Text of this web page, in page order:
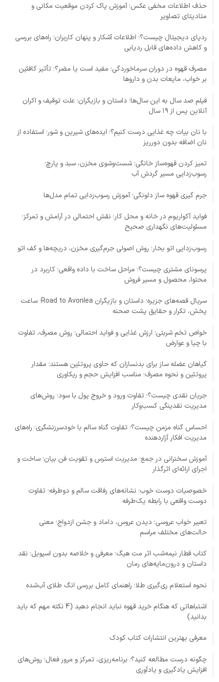
حذف اطلاعات مخفی عکس؛ آموزش پاک کردن موقعیت مکانی و
متادیتای تصاویر
ردپای دیجیتال چیست؟؛ اطلاعات آشکار و پنهان کاربران؛ راه‌های بررسی
و کاهش داده‌های قابل ردیابی
مصرف قهوه در دوران سرماخوردگی؛ مفید است یا مضر؟؛ تأثیر کافئین
بر خواب، مایعات بدن و داروها
فیلم صد سال به این سال‌ها؛ داستان و بازیگران؛ علت توقیف و اکران
آنلاین پس از ۱۹ سال
با نان بیات چه غذایی درست کنیم؟؛ ایده‌های شیرین و شور؛ استفاده از
نان اضافه بدون دورریز
تمیز کردن قهوه‌ساز خانگی؛ شست‌وشوی مخزن، سبد و پارچ؛
رسوب‌زدایی مسیر گردش آب
جرم گیری قهوه ساز دلونگی؛ آموزش رسوب‌زدایی تمام مدل‌ها
فواید آکواریوم در خانه و محل کار؛ نقش احتمالی در آرامش و تمرکز؛
مسئولیت‌های نگهداری صحیح
رسوب‌زدایی اتو بخار؛ روش اصولی جرم‌گیری مخزن، دریچه‌ها و کف اتو
پرسونای مشتری چیست؟؛ مراحل ساخت با داده واقعی؛ کاربرد در
محتوا، محصول و مسیر فروش
سریال قصه‌های جزیره؛ داستان و بازیگران Road to Avonlea؛ ساعت
پخش، تکرار و حقایق پشت صحنه
خواص تخم شربتی؛ ارزش غذایی و فواید احتمالی؛ روش مصرف، تفاوت
با چیا و عوارض
گیاهان عضله ساز برای بدنسازان که حاوی پروتئین هستند؛ مقدار
پروتئین و نحوه مصرف؛ مناسب افزایش حجم و ریکاوری
جریان نقدی چیست؟؛ تفاوت ورود و خروج پول با سود؛ روش‌های
مدیریت نقدینگی کسب‌وکار
احساس گناه مزمن چیست؟؛ تفاوت گناه سالم با خودسرزنشگری؛ راه‌های
مدیریت افکار آزاردهنده
آموزش سخنرانی در جمع؛ مدیریت استرس و تقویت فن بیان؛ ساخت و
اجرای ارائه‌ای اثرگذار
خصوصیات دوست خوب؛ نشانه‌های رفاقت سالم و دوطرفه؛ تفاوت
دوست واقعی با رابطه یک‌طرفه
تعبیر خواب عروسی؛ دیدن عروس، داماد و جشن ازدواج؛ معنی
حالت‌های مختلف مراسم
کتاب قطار نیمه‌شب اثر مت هیگ؛ معرفی و خلاصه بدون اسپویل؛ نقد
داستان و درون‌مایه‌های رمان
نحوه استعلام ری‌گیری طلا؛ راهنمای کامل بررسی انگ طلای آب‌شده
اشتباهاتی که هنگام خرید قهوه نباید انجام دهید (4 نکته مهم که باید
بدانید)
معرفی بهترین انتشارات کتاب کودک
چگونه درست مطالعه کنید؟؛ برنامه‌ریزی، تمرکز و مرور فعال؛ روش‌های
افزایش یادگیری و یادآوری